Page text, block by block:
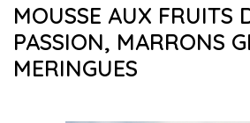
MOUSSE AUX FRUITS
PASSION, MARRONS
MERINGUES